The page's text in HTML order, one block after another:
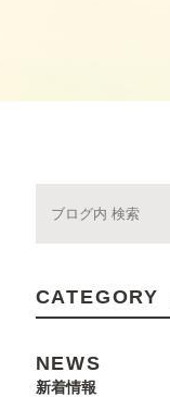
CATEGORY
NEWS
新着情報